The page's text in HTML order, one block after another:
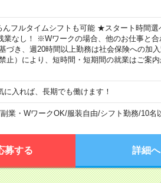
フルタイムシフトも可能 ★スタート時間選
業なし！ ※Wワークの場合、他のお仕事と合
き、週20時間以上勤務は社会保険への加入
）により、短時間・短期間の就業はご案
入れば、長期でも働けます！
副業・WワークOK/服装自由/シフト勤務/10名
募する 詳細へ